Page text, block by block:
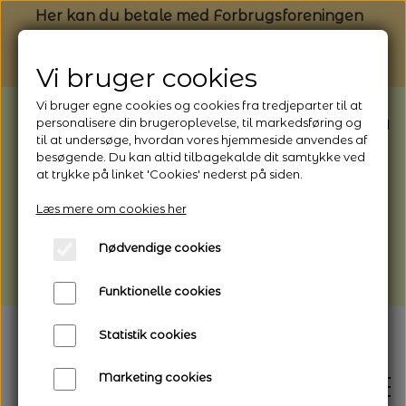
Her kan du betale med Forbrugsforeningen
BEMÆRK: Butikken har ferielukket* fra
1/8 - 9/8 - 2026
*Webshoppen er åben og sender hele
afhentning
Vi gør opmærksom på, at der kan være lidt
længere leveringstid
Vi bruger cookies
Vi bruger egne cookies og cookies fra tredjeparter til at
personalisere din brugeroplevelse, til markedsføring og
til at undersøge, hvordan vores hjemmeside anvendes af
besøgende. Du kan altid tilbagekalde dit samtykke ved
at trykke på linket 'Cookies' nederst på siden.
Læs mere om cookies her
Nødvendige cookies
Funktionelle cookies
Statistik cookies
Marketing cookies